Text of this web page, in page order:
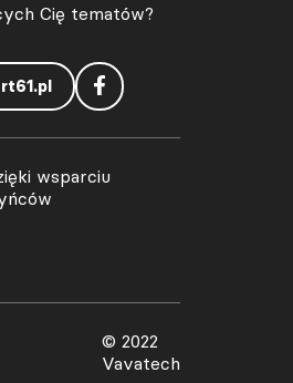
Cię tematów?
wsparciu
© 2022
Vavatech